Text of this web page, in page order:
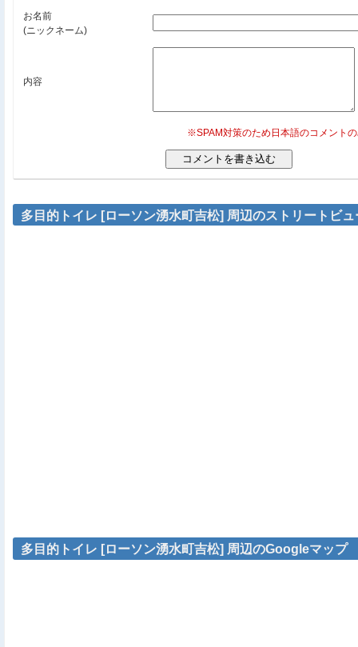
お名前
(ニックネーム)
内容
※SPAM対策のため日本語のコメント
多目的トイレ [ローソン湧水町吉松] 周辺のストリートビュ
多目的トイレ [ローソン湧水町吉松] 周辺のGoogleマップ